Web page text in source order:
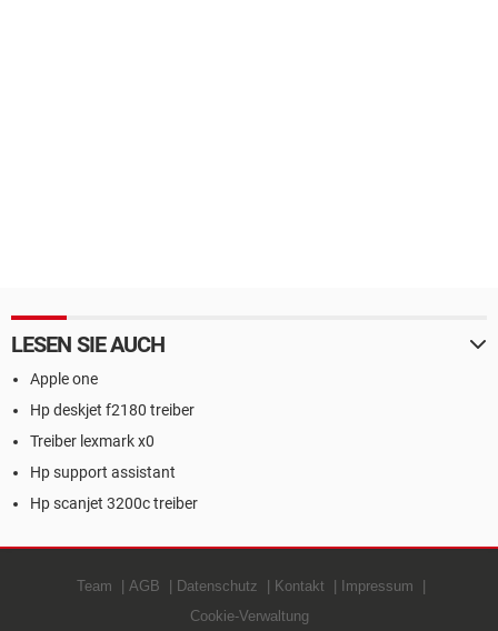
LESEN SIE AUCH
Apple one
Hp deskjet f2180 treiber
Treiber lexmark x0
Hp support assistant
Hp scanjet 3200c treiber
Team AGB Datenschutz Kontakt
Impressum
Cookie-Verwaltung